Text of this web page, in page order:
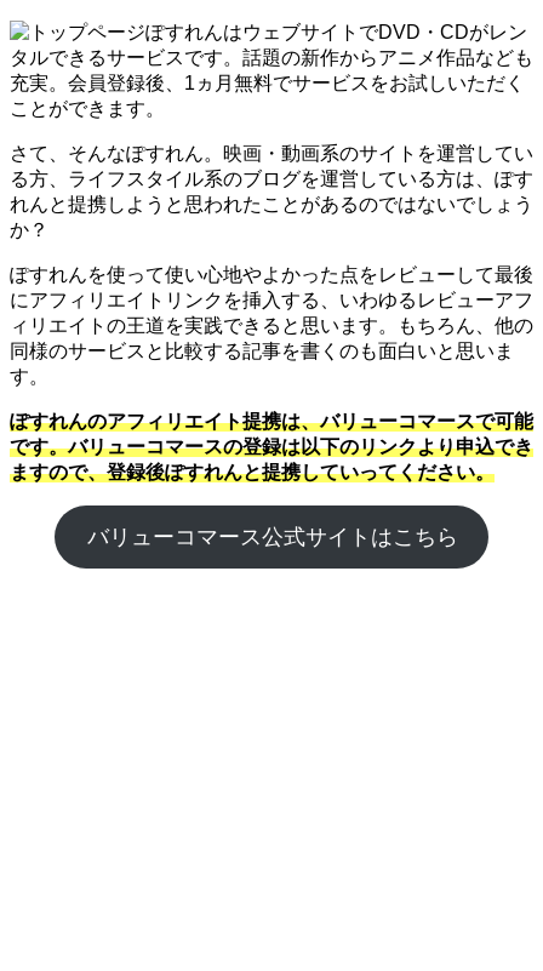
ぽすれんはウェブサイトでDVD・CDがレン
タルできるサービスです。話題の新作からアニメ作品なども
充実。会員登録後、1ヵ月無料でサービスをお試しいただく
ことができます。
さて、そんなぽすれん。映画・動画系のサイトを運営してい
る方、ライフスタイル系のブログを運営している方は、ぽす
れんと提携しようと思われたことがあるのではないでしょう
か？
ぽすれんを使って使い心地やよかった点をレビューして最後
にアフィリエイトリンクを挿入する、いわゆるレビューアフ
ィリエイトの王道を実践できると思います。もちろん、他の
同様のサービスと比較する記事を書くのも面白いと思いま
す。
ぽすれんのアフィリエイト提携は、バリューコマースで可能
です。バリューコマースの登録は以下のリンクより申込でき
ますので、登録後ぽすれんと提携していってください。
バリューコマース公式サイトはこちら